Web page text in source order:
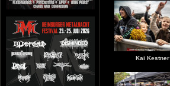
Kai Kestner